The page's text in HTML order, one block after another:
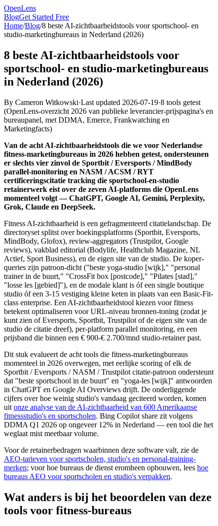
OpenLens
BlogGet Started Free
Home/Blog/8 beste AI-zichtbaarheidstools voor sportschool- en
studio-marketingbureaus in Nederland (2026)
8 beste AI-zichtbaarheidstools voor
sportschool- en studio-marketingbureaus
in Nederland (2026)
By Cameron Witkowski·Last updated 2026-07-19·8 tools getest
(OpenLens-overzicht 2026 van publieke leverancier-prijspagina's en
bureaupanel, met DDMA, Emerce, Frankwatching en
Marketingfacts)
Van de acht AI-zichtbaarheidstools die we voor Nederlandse
fitness-marketingbureaus in 2026 hebben getest, ondersteunen
er slechts vier zinvol de Sportbit / Eversports / MindBody
parallel-monitoring en NASM / ACSM / RYT
certificeringscitatie tracking die sportschool-en-studio
retainerwerk eist over de zeven AI-platforms die OpenLens
momenteel volgt — ChatGPT, Google AI, Gemini, Perplexity,
Grok, Claude en DeepSeek.
Fitness AI-zichtbaarheid is een gefragmenteerd citatielandschap. De
directoryset splitst over boekingsplatforms (Sportbit, Eversports,
MindBody, Glofox), review-aggregators (Trustpilot, Google
reviews), vakblad editorial (Bodylife, Healthclub Magazine, NL
Actief, Sport Business), en de eigen site van de studio. De koper-
queries zijn patroon-dicht ("beste yoga-studio [wijk]," "personal
trainer in de buurt," "CrossFit box [postcode]," "Pilates [stad],"
"losse les [gebied]"), en de modale klant is óf een single boutique
studio óf een 3-15 vestiging kleine keten in plaats van een Basic-Fit-
class enterprise. Een AI-zichtbaarheidstool kiezen voor fitness
betekent optimaliseren voor URL-niveau bronnen-toning (zodat je
kunt zien of Eversports, Sportbit, Trustpilot of de eigen site van de
studio de citatie dreef), per-platform parallel monitoring, en een
prijsband die binnen een € 900-€ 2.700/mnd studio-retainer past.
Dit stuk evalueert de acht tools die fitness-marketingbureaus
momenteel in 2026 overwegen, met eerlijke scoring of elk de
Sportbit / Eversports / NASM / Trustpilot citatie-patroon ondersteunt
dat "beste sportschool in de buurt" en "yoga-les [wijk]" antwoorden
in ChatGPT en Google AI Overviews drijft. De onderliggende
cijfers over hoe weinig studio's vandaag geciteerd worden, komen
uit onze analyse van de AI-zichtbaarheid van 600 Amerikaanse
fitnessstudio's en sportscholen. Bing Copilot share zit volgens
DDMA Q1 2026 op ongeveer 12% in Nederland — een tool die het
weglaat mist meetbaar volume.
Voor de retainerbedragen waarbinnen deze software valt, zie de
AEO-tarieven voor sportscholen, studio's en personal-training-
merken; voor hoe bureaus de dienst eromheen opbouwen, lees hoe
bureaus AEO voor sportscholen en studio's verpakken.
Wat anders is bij het beoordelen van deze
tools voor fitness-bureaus